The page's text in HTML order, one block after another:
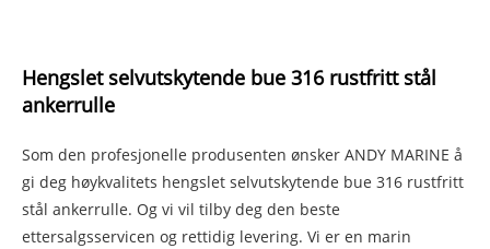
Hengslet selvutskytende bue 316 rustfritt stål
ankerrulle
Som den profesjonelle produsenten ønsker ANDY MARINE å
gi deg høykvalitets hengslet selvutskytende bue 316 rustfritt
stål ankerrulle. Og vi vil tilby deg den beste
ettersalgsservicen og rettidig levering. Vi er en marin